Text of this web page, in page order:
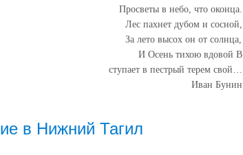
Просветы в небо, что оконца.
Лес пахнет дубом и сосной,
За лето высох он от солнца,
И Осень тихою вдовой В
ступает в пестрый терем свой…
Иван Бунин
в Нижний Тагил